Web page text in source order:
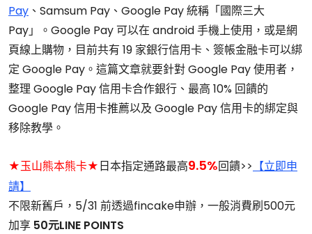
Pay 、Samsum Pay、Google Pay 統稱「國際三大
Pay」。Google Pay 可以在 android 手機上使用，或是網
頁線上購物，目前共有 19 家銀行信用卡、簽帳金融卡可以綁
定 Google Pay。這篇文章就要針對 Google Pay 使用者，
整理 Google Pay 信用卡合作銀行、最高 10% 回饋的
Google Pay 信用卡推薦以及 Google Pay 信用卡的綁定與
移除教學。
★玉山熊本熊卡★日本指定通路最高9.5%回饋>> 【立即申
請】
不限新舊戶，5/31 前透過fincake申辦，一般消費刷500元
加享 50元LINE POINTS